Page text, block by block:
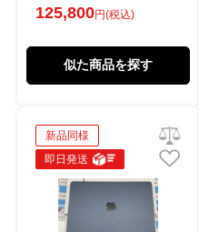
125,800円(税込)
似た商品を探す
新品同様
即日発送